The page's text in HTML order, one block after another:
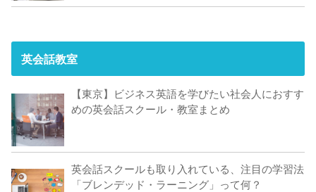
英会話教室
【東京】ビジネス英語を学びたい社会人におすす
めの英会話スクール・教室まとめ
英会話スクールも取り入れている、注目の学習法
「ブレンデッド・ラーニング」って何？